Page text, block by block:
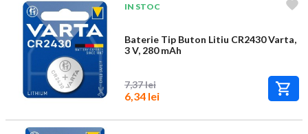
IN STOC
Baterie Tip Buton Litiu CR2430 Varta,
3 V, 280 mAh
7,37 lei
6,34 lei